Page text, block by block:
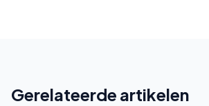
Gerelateerde artikelen